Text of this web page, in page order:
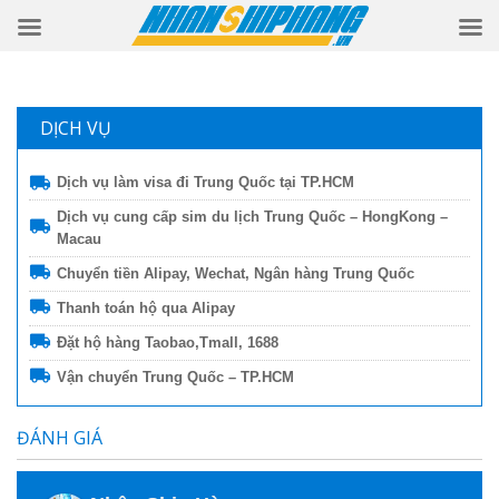
DỊCH VỤ
Dịch vụ làm visa đi Trung Quốc tại TP.HCM
Dịch vụ cung cấp sim du lịch Trung Quốc – HongKong –
Macau
Chuyển tiền Alipay, Wechat, Ngân hàng Trung Quốc
Thanh toán hộ qua Alipay
Đặt hộ hàng Taobao,Tmall, 1688
Vận chuyển Trung Quốc – TP.HCM
ĐÁNH GIÁ